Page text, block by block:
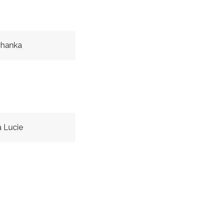
Lucie